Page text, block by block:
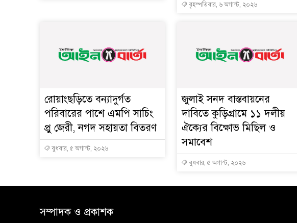
বৃহস্পতিবার, ৬ অগাস্ট, ২০২৬
রোয়াংছড়িতে বন্যাদুর্গত
পরিবারের পাশে এমপি সাচিং
প্রু জেরী, নগদ সহায়তা বিতরণ
বুধবার, ৫ অগাস্ট, ২০২৬
জুলাই সনদ বাস্তবায়নের
দাবিতে কুড়িগ্রামে ১১ দলীয়
ঐক্যের বিক্ষোভ মিছিল ও
সমাবেশ
বুধবার, ৫ অগাস্ট, ২০২৬
সম্পাদক ও প্রকাশক